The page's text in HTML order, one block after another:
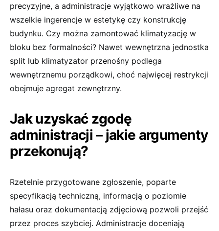
precyzyjne, a administracje wyjątkowo wrażliwe na
wszelkie ingerencje w estetykę czy konstrukcję
budynku. Czy można zamontować klimatyzację w
bloku bez formalności? Nawet wewnętrzna jednostka
split lub klimatyzator przenośny podlega
wewnętrznemu porządkowi, choć najwięcej restrykcji
obejmuje agregat zewnętrzny.
Jak uzyskać zgodę
administracji – jakie argumenty
przekonują?
Rzetelnie przygotowane zgłoszenie, poparte
specyfikacją techniczną, informacją o poziomie
hałasu oraz dokumentacją zdjęciową pozwoli przejść
przez proces szybciej. Administracje doceniają